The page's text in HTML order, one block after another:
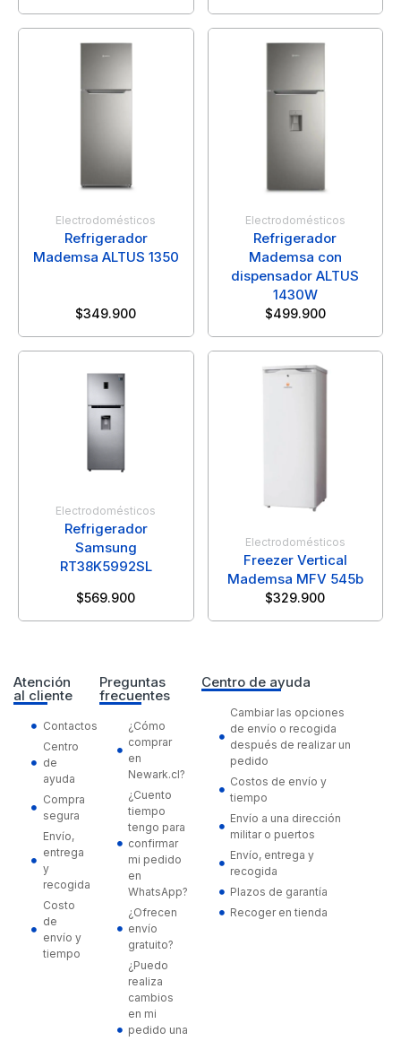
Electrodomésticos
Refrigerador
Mademsa ALTUS 1350
$349.900
Electrodomésticos
Refrigerador
Mademsa con
dispensador ALTUS
1430W
$499.900
Electrodomésticos
Refrigerador
Samsung
RT38K5992SL
$569.900
Electrodomésticos
Freezer Vertical
Mademsa MFV 545b
$329.900
Atención
al cliente
Contactos
Centro
de
ayuda
Compra
segura
Envío,
entrega
y
recogida
Costo
de
envío y
tiempo
Preguntas
frecuentes
¿Cómo
comprar
en
Newark.cl?
¿Cuento
tiempo
tengo para
confirmar
mi pedido
en
WhatsApp?
¿Ofrecen
envío
gratuito?
¿Puedo
realiza
cambios
en mi
pedido una
Centro de ayuda
Cambiar las opciones
de envío o recogida
después de realizar un
pedido
Costos de envío y
tiempo
Envío a una dirección
militar o puertos
Envío, entrega y
recogida
Plazos de garantía
Recoger en tienda